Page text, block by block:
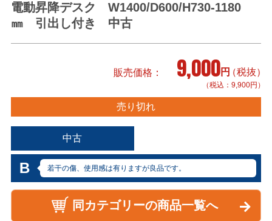
電動昇降デスク W1400/D600/H730-1180
㎜ 引出し付き 中古
販売価格 9,000円（税抜）
（税込：9,900円）
売り切れ
中古
B 若干の傷、使用感は有りますが良品です。
同カテゴリーの商品一覧へ